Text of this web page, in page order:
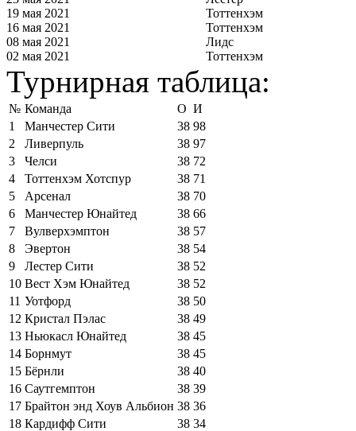
19 мая 2021
Тоттенхэм
16 мая 2021
Тоттенхэм
08 мая 2021
Лидс
02 мая 2021
Тоттенхэм
Турнирная таблица:
№ Команда О И
1
Манчестер Сити 38 98
2
Ливерпуль 38 97
3
Челси 38 72
4
Тоттенхэм Хотспур 38 71
5
Арсенал 38 70
6
Манчестер Юнайтед 38 66
7
Вулверхэмптон 38 57
8
Эвертон 38 54
9
Лестер Сити 38 52
10 Вест Хэм Юнайтед 38 52
11 Уотфорд 38 50
12 Кристал Пэлас 38 49
13 Ньюкасл Юнайтед 38 45
14 Борнмут 38 45
15 Бёрнли 38 40
16 Саутгемптон 38 39
17 Брайтон энд Хоув Альбион 38 36
18 Кардифф Сити 38 34